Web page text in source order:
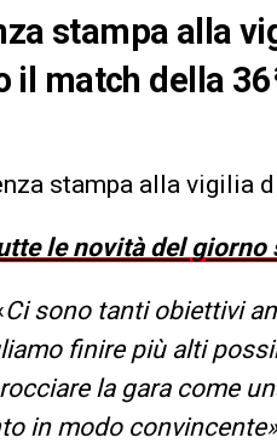
stampa alla
il match della
stampa alla vigilia
le novità del
Ci sono tanti obiettivi
finire più alti
la gara come
in modo convincente»